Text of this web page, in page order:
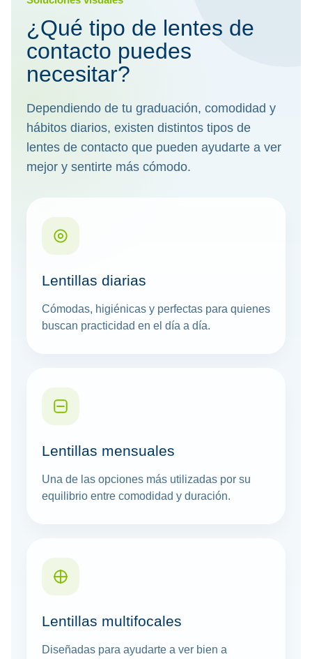
¿Qué tipo de lentes de
contacto puedes
necesitar?
Dependiendo de tu graduación, comodidad y
hábitos diarios, existen distintos tipos de
lentes de contacto que pueden ayudarte a ver
mejor y sentirte más cómodo.
Lentillas diarias
Cómodas, higiénicas y perfectas para quienes
buscan practicidad en el día a día.
Lentillas mensuales
Una de las opciones más utilizadas por su
equilibrio entre comodidad y duración.
Lentillas multifocales
Diseñadas para ayudarte a ver bien a